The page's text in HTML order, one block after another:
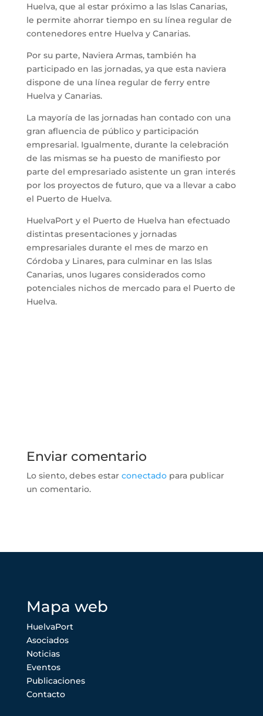
Huelva, que al estar próximo a las Islas Canarias,
le permite ahorrar tiempo en su línea regular de
contenedores entre Huelva y Canarias.
Por su parte, Naviera Armas, también ha
participado en las jornadas, ya que esta naviera
dispone de una línea regular de ferry entre
Huelva y Canarias.
La mayoría de las jornadas han contado con una
gran afluencia de público y participación
empresarial. Igualmente, durante la celebración
de las mismas se ha puesto de manifiesto por
parte del empresariado asistente un gran interés
por los proyectos de futuro, que va a llevar a cabo
el Puerto de Huelva.
HuelvaPort y el Puerto de Huelva han efectuado
distintas presentaciones y jornadas
empresariales durante el mes de marzo en
Córdoba y Linares, para culminar en las Islas
Canarias, unos lugares considerados como
potenciales nichos de mercado para el Puerto de
Huelva.
Enviar comentario
Lo siento, debes estar conectadopara publicar
un comentario.
Mapa web
HuelvaPort
Asociados
Noticias
Eventos
Publicaciones
Contacto